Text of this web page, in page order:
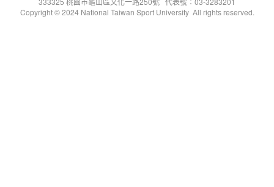
Copyright © 2024 National Taiwan Sport University All rights reserved.